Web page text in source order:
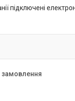
підключені
замовлення